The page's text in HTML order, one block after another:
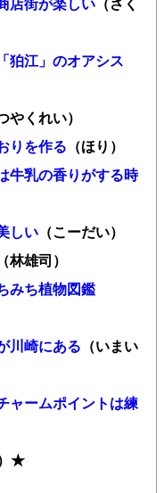
店街が楽しい （さく
狛江」のオアシス
やくれい）
りを作る （ほり）
牛乳の香りがする時
しい （こーだい）
（林雄司）
みち植物図鑑
川崎にある （いまい
ャームポイントは練
）★